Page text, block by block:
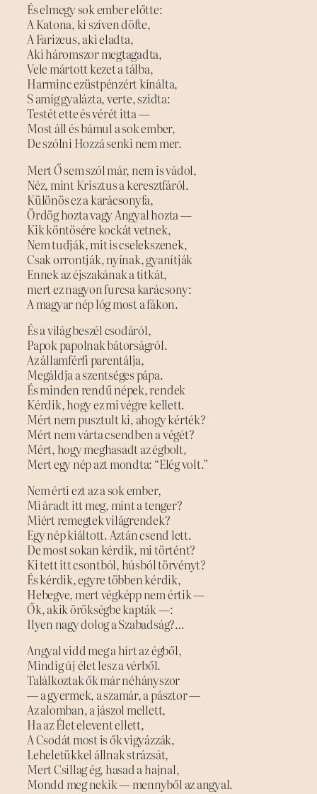
És elmegy sok ember előtte:
A Katona, ki szíven döfte,
A Farizeus, aki eladta,
Aki háromszor megtagadta,
Vele mártott kezet a tálba,
Harminc ezüstpénzért kínálta,
S amíg gyalázta, verte, szidta:
Testét ette és vérét itta —
Most áll és bámul a sok ember,
De szólni Hozzá senki nem mer.
Mert Ő sem szól már, nem is vádol,
Néz, mint Krisztus a keresztfáról.
Különös ez a karácsonyfa,
Ördög hozta vagy Angyal hozta —
Kik köntösére kockát vetnek,
Nem tudják, mit is cselekszenek,
Csak orrontják, nyínak, gyanítják
Ennek az éjszakának a titkát,
mert ez nagyon furcsa karácsony:
A magyar nép lóg most a fákon.
És a világ beszél csodáról,
Papok papolnak bátorságról.
Az államférfi parentálja,
Megáldja a szentséges pápa.
És minden rendű népek, rendek
Kérdik, hogy ez mi végre kellett.
Mért nem pusztult ki, ahogy kérték?
Mért nem várta csendben a végét?
Mért, hogy meghasadt az égbolt,
Mert egy nép azt mondta: “Elég volt.”
Nem érti ezt az a sok ember,
Mi áradt itt meg, mint a tenger?
Miért remegtek világrendek?
Egy nép kiáltott. Aztán csend lett.
De most sokan kérdik, mi történt?
Ki tett itt csontból, húsból törvényt?
És kérdik, egyre többen kérdik,
Hebegve, mert végképp nem értik —
Ők, akik örökségbe kapták —:
Ilyen nagy dolog a Szabadság?…
Angyal vidd meg a hírt az égből,
Mindig új élet lesz a vérből.
Találkoztak ők már néhányszor
— a gyermek, a szamár, a pásztor —
Az alomban, a jászol mellett,
Ha az Élet elevent ellett,
A Csodát most is ők vigyázzák,
Leheletükkel állnak strázsát,
Mert Csillag ég, hasad a hajnal,
Mondd meg nekik — mennyből az angyal.